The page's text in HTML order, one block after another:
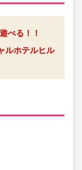
べる！！
ルホテルヒル